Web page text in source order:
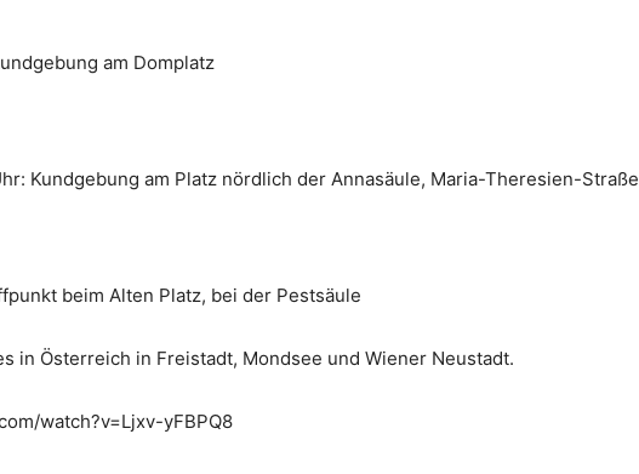
am Domplatz
Kundgebung am Platz nördlich der Annasäule, Maria-Theresien-Straße
beim Alten Platz, bei der Pestsäule
in Österreich in Freistadt, Mondsee und Wiener Neustadt.
watch?v=Ljxv-yFBPQ8